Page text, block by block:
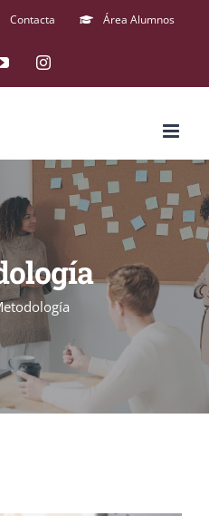
Contacta Área Alumnos
YouTubeInstagram